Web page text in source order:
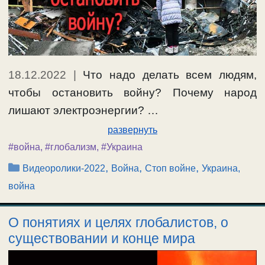
18.12.2022
Что надо делать всем людям,
чтобы остановить войну? Почему народ
лишают электроэнергии? …
развернуть
#война, #глобализм, #Украина
Рубрики
Видеоролики-2022, Война,Стоп войне,Украина,
война
О понятиях и целях глобалистов, о
существовании и конце мира